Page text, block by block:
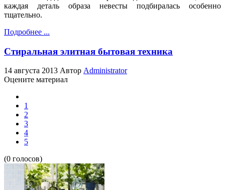
каждая деталь образа невесты подбиралась особенно
тщательно.
Подробнее ...
Стиральная элитная бытовая техника
14 августа 2013 Автор Administrator
Оцените материал
1
2
3
4
5
(0 голосов)